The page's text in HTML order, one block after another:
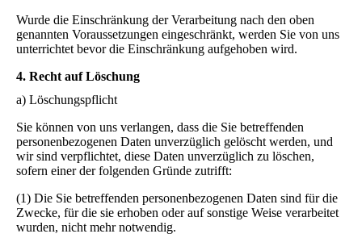
Wurde die Einschränkung der Verarbeitung nach den oben
genannten Voraussetzungen eingeschränkt, werden Sie von uns
unterrichtet bevor die Einschränkung aufgehoben wird.
4. Recht auf Löschung
a) Löschungspflicht
Sie können von uns verlangen, dass die Sie betreffenden
personenbezogenen Daten unverzüglich gelöscht werden, und
wir sind verpflichtet, diese Daten unverzüglich zu löschen,
sofern einer der folgenden Gründe zutrifft:
(1) Die Sie betreffenden personenbezogenen Daten sind für die
Zwecke, für die sie erhoben oder auf sonstige Weise verarbeitet
wurden, nicht mehr notwendig.